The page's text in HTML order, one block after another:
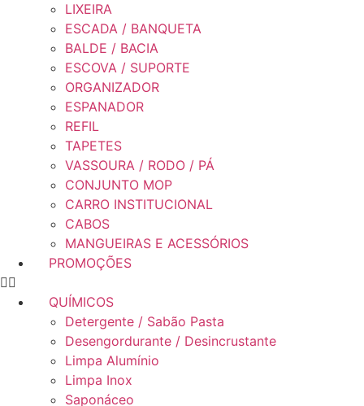
LIXEIRA
ESCADA / BANQUETA
BALDE / BACIA
ESCOVA / SUPORTE
ORGANIZADOR
ESPANADOR
REFIL
TAPETES
VASSOURA / RODO / PÁ
CONJUNTO MOP
CARRO INSTITUCIONAL
CABOS
MANGUEIRAS E ACESSÓRIOS
PROMOÇÕES
QUÍMICOS
Detergente / Sabão Pasta
Desengordurante / Desincrustante
Limpa Alumínio
Limpa Inox
Saponáceo